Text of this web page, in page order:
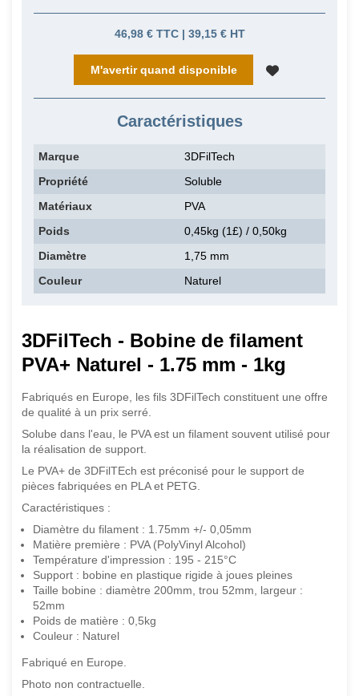
46,98 € TTC | 39,15 € HT
M'avertir quand disponible
Caractéristiques
Marque
3DFilTech
Propriété
Soluble
Matériaux
PVA
Poids
0,45kg (1£) / 0,50kg
Diamètre
1,75 mm
Couleur
Naturel
3DFilTech - Bobine de filament
PVA+ Naturel - 1.75 mm - 1kg
Fabriqués en Europe, les fils 3DFilTech constituent une offre
de qualité à un prix serré.
Solube dans l'eau, le PVA est un filament souvent utilisé pour
la réalisation de support.
Le PVA+ de 3DFilTEch est préconisé pour le support de
pièces fabriquées en PLA et PETG.
Caractéristiques :
Diamètre du filament : 1.75mm +/- 0,05mm
Matière première : PVA (PolyVinyl Alcohol)
Température d'impression : 195 - 215°C
Support : bobine en plastique rigide à joues pleines
Taille bobine : diamètre 200mm, trou 52mm, largeur :
52mm
Poids de matière : 0,5kg
Couleur : Naturel
Fabriqué en Europe.
Photo non contractuelle.